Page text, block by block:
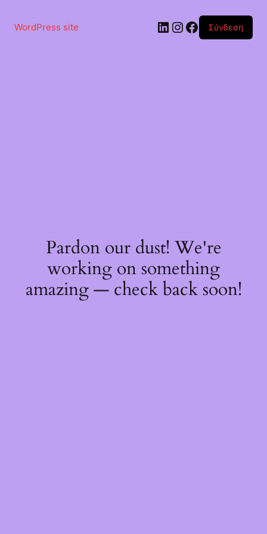
περιεχόμενο
WordPress site Linkedin
Instagram
Facebook
Σύνδεση
Pardon our dust! We're
working on something
amazing — check back soon!